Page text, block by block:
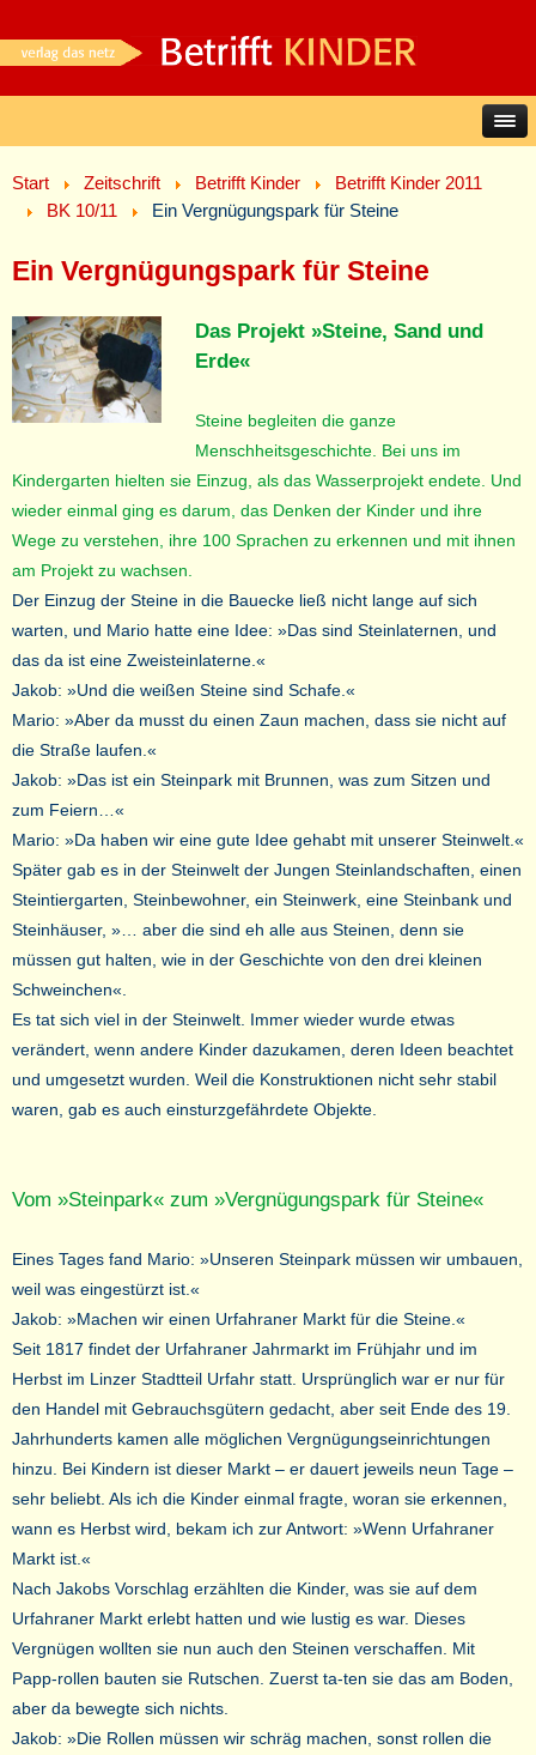
Start Zeitschrift Betrifft Kinder
Betrifft Kinder 2011
BK 10/11
Ein Vergnügungspark für Steine
Ein Vergnügungspark für Steine
Das Projekt »Steine, Sand und
Erde«
Steine begleiten die ganze
Menschheitsgeschichte. Bei uns im
Kindergarten hielten sie Einzug, als das Wasserprojekt endete. Und
wieder einmal ging es darum, das Denken der Kinder und ihre
Wege zu verstehen, ihre 100 Sprachen zu erkennen und mit ihnen
am Projekt zu wachsen.
Der Einzug der Steine in die Bauecke ließ nicht lange auf sich
warten, und Mario hatte eine Idee: »Das sind Steinlaternen, und
das da ist eine Zweisteinlaterne.«
Jakob: »Und die weißen Steine sind Schafe.«
Mario: »Aber da musst du einen Zaun machen, dass sie nicht auf
die Straße laufen.«
Jakob: »Das ist ein Steinpark mit Brunnen, was zum Sitzen und
zum Feiern…«
Mario: »Da haben wir eine gute Idee gehabt mit unserer Steinwelt.«
Später gab es in der Steinwelt der Jungen Steinlandschaften, einen
Steintiergarten, Steinbewohner, ein Steinwerk, eine Steinbank und
Steinhäuser, »… aber die sind eh alle aus Steinen, denn sie
müssen gut halten, wie in der Geschichte von den drei kleinen
Schweinchen«.
Es tat sich viel in der Steinwelt. Immer wieder wurde etwas
verändert, wenn andere Kinder dazukamen, deren Ideen beachtet
und umgesetzt wurden. Weil die Konstruktionen nicht sehr stabil
waren, gab es auch einsturzgefährdete Objekte.
Vom »Steinpark« zum »Vergnügungspark für Steine«
Eines Tages fand Mario: »Unseren Steinpark müssen wir umbauen,
weil was eingestürzt ist.«
Jakob: »Machen wir einen Urfahraner Markt für die Steine.«
Seit 1817 findet der Urfahraner Jahrmarkt im Frühjahr und im
Herbst im Linzer Stadtteil Urfahr statt. Ursprünglich war er nur für
den Handel mit Gebrauchsgütern gedacht, aber seit Ende des 19.
Jahrhunderts kamen alle möglichen Vergnügungseinrichtungen
hinzu. Bei Kindern ist dieser Markt – er dauert jeweils neun Tage –
sehr beliebt. Als ich die Kinder einmal fragte, woran sie erkennen,
wann es Herbst wird, bekam ich zur Antwort: »Wenn Urfahraner
Markt ist.«
Nach Jakobs Vorschlag erzählten die Kinder, was sie auf dem
Urfahraner Markt erlebt hatten und wie lustig es war. Dieses
Vergnügen wollten sie nun auch den Steinen verschaffen. Mit
Papp-rollen bauten sie Rutschen. Zuerst ta-ten sie das am Boden,
aber da bewegte sich nichts.
Jakob: »Die Rollen müssen wir schräg machen, sonst rollen die